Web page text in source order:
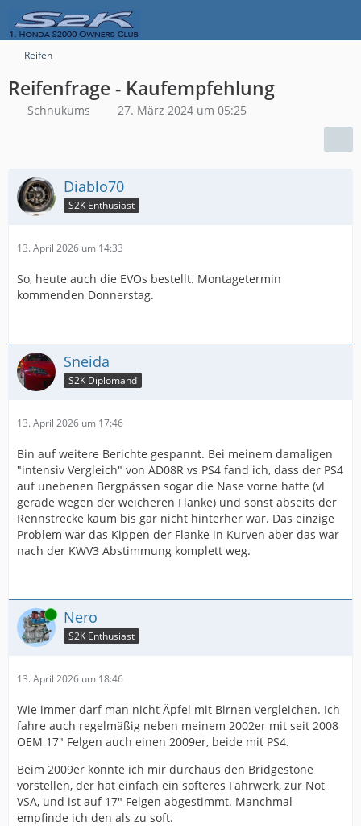
Reifen
Reifenfrage - Kaufempfehlung
Schnukums 27. März 2024 um 05:25
Diablo70
S2K Enthusiast
13. April 2026 um 14:33
So, heute auch die EVOs bestellt. Montagetermin
kommenden Donnerstag.
Sneida
S2K Diplomand
13. April 2026 um 17:46
Bin auf weitere Berichte gespannt. Bei meinem damaligen
"intensiv Vergleich" von AD08R vs PS4 fand ich, dass der PS4
auf unebenen Bergpässen sogar die Nase vorne hatte (vl
gerade wegen der weicheren Flanke) und sonst abseits der
Rennstrecke kaum bis gar nicht hinterher war. Das einzige
Problem war das Kippen der Flanke in Kurven aber das war
nach der KWV3 Abstimmung komplett weg.
Online Nero
S2K Enthusiast
13. April 2026 um 18:46
Wie immer darf man nicht Äpfel mit Birnen vergleichen. Ich
fahre auch regelmäßig neben meinem 2002er mit seit 2008
OEM 17" Felgen auch einen 2009er, beide mit PS4.
Beim 2009er könnte ich mir durchaus den Bridgestone
vorstellen, der hat einfach ein softeres Fahrwerk, zur Not
VSA, und ist auf 17" Felgen abgestimmt. Manchmal
empfinde ich den als zu soft.